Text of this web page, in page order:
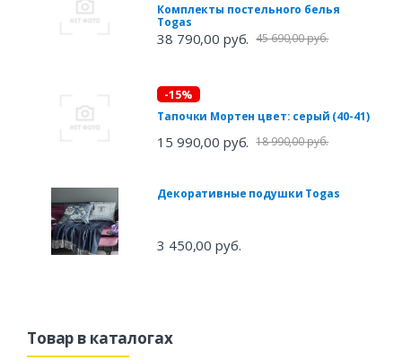
Комплекты постельного белья
Togas
38 790,00 руб. 45 690,00 руб.
-15%
Тапочки Мортен цвет: серый (40-41)
15 990,00 руб. 18 990,00 руб.
Декоративные подушки Togas
3 450,00 руб.
Товар в каталогах